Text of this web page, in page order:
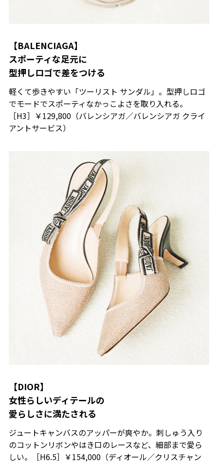
【BALENCIAGA】
スポーティな足元に
型押しロゴで差をつける
軽くて歩きやすい「ツーリスト サンダル」。型押しロゴ
でモードでスポーティなかっこよさを取り入れる。
［H3］￥129,800（バレンシアガ／バレンシアガ クライ
アントサービス）
【DIOR】
女性らしいディテールの
愛らしさに満たされる
ジュートキャンバスのアッパーが爽やか。刺しゅう入り
のコットンリボンやはき口のレースなど、細部まで愛ら
しい。［H6.5］￥154,000（ディオール／クリスチャン